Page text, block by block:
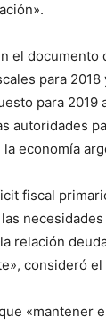
el documento
para 2018
para 2019
autoridades
economía
fiscal
relación
consideró el
«mantener